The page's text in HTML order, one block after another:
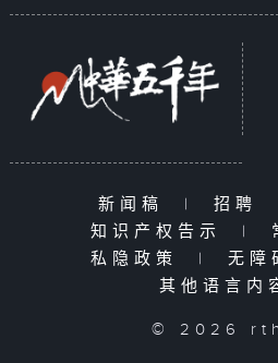
新闻稿 | 招聘
知识产权告示
|
私隐政策
| 无障
其他语言内
© 2026